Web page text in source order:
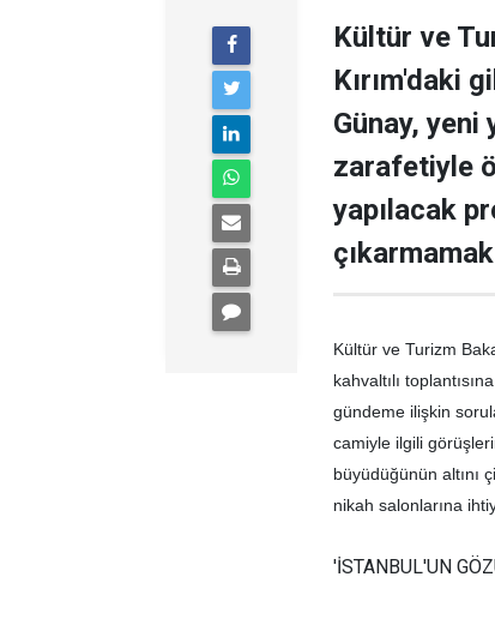
Kültür ve
Kırım'daki
Günay, yeni
zarafetiyle
yapılacak
çıkarmamak
Kültür ve Turizm
kahvaltılı
gündeme ilişkin
camiyle ilgili
büyüdüğünün altını
nikah salonlarına
'İSTANBUL'UN